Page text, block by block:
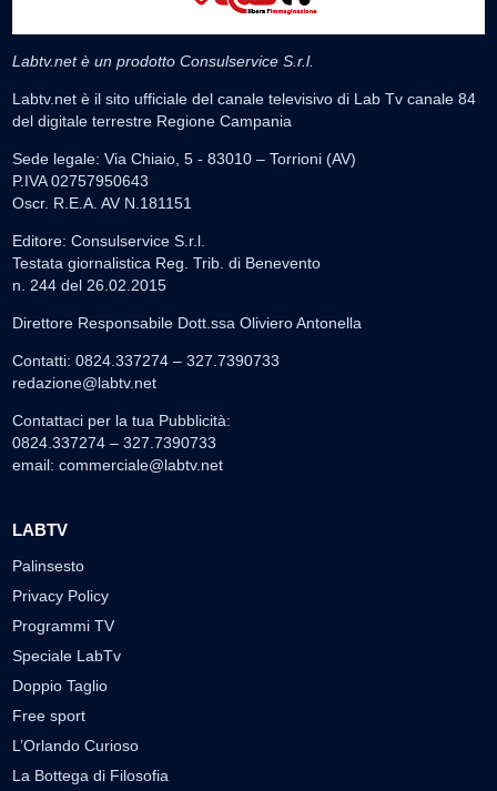
Labtv.net è un prodotto Consulservice S.r.l.
Labtv.net è il sito ufficiale del canale televisivo di Lab Tv canale 84
del digitale terrestre Regione Campania
Sede legale: Via Chiaio, 5 - 83010 – Torrioni (AV)
P.IVA 02757950643
Oscr. R.E.A. AV N.181151
Editore: Consulservice S.r.l.
Testata giornalistica Reg. Trib. di Benevento
n. 244 del 26.02.2015
Direttore Responsabile Dott.ssa Oliviero Antonella
Contatti: 0824.337274 – 327.7390733
redazione@labtv.net
Contattaci per la tua Pubblicità:
0824.337274 – 327.7390733
email: commerciale@labtv.net
LABTV
Palinsesto
Privacy Policy
Programmi TV
Speciale LabTv
Doppio Taglio
Free sport
L’Orlando Curioso
La Bottega di Filosofia